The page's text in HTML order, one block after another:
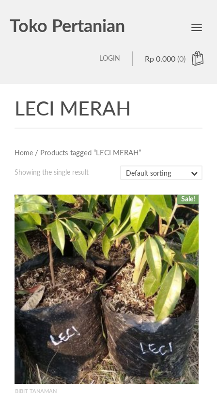
Toko Pertanian
Toggle
Rp 0.000 (0)
LOGIN
LECI MERAH
Home / Products tagged “LECI MERAH”
Showing the single result
Sale!
BIBIT TANAMAN